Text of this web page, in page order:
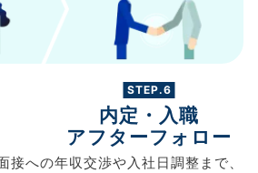
接への
STEP.6
内定・入職
アフターフォロー
年収交渉や入社日調整まで、